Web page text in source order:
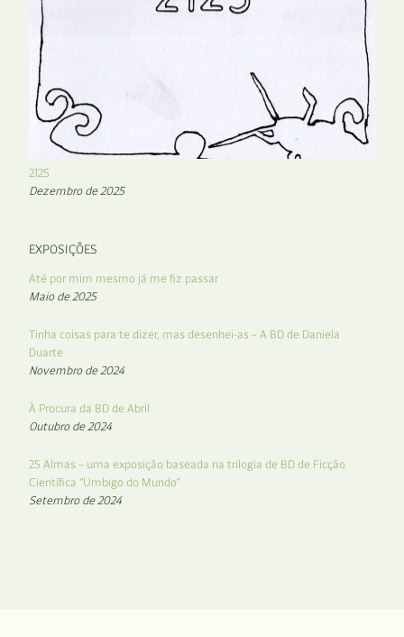
2125
Dezembro de 2025
EXPOSIÇÕES
Até por mim mesmo já me fiz passar
Maio de 2025
Tinha coisas para te dizer, mas desenhei-as – A BD de Daniela
Duarte
Novembro de 2024
À Procura da BD de Abril
Outubro de 2024
25 Almas – uma exposição baseada na trilogia de BD de Ficção
Científica “Umbigo do Mundo”
Setembro de 2024